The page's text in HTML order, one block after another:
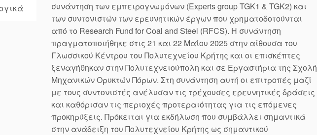
συνάντηση των εμπειρογνωμόνων (Experts group TGK1 & TGK2) και
των συντονιστών των ερευνητικών έργων που χρηματοδοτούνται
από το Research Fund for Coal and Steel (RFCS). Η συνάντηση
πραγματοποιήθηκε στις 21 και 22 Μαΐου 2025 στην αίθουσα του
Γλωσσικού Κέντρου του Πολυτεχνείου Κρήτης και οι επισκέπτες
ξεναγήθηκαν στην Πολυτεχνειούπολη και σε Εργαστήρια της Σχολή
Μηχανικών Ορυκτών Πόρων. Στη συνάντηση αυτή οι επιτροπές μαζί
με τους συντονιστές ανέλυσαν τις τρέχουσες ερευνητικές δράσεις
και καθόρισαν τις περιοχές προτεραιότητας για τις επόμενες
προκηρύξεις. Πρόκειται για εκδήλωση που συμβάλλει σημαντικά
στην ανάδειξη του Πολυτεχνείου Κρήτης ως σημαντικού